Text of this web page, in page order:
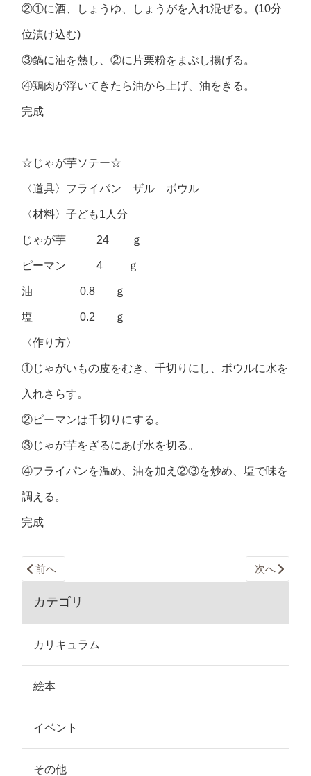
②①に酒、しょうゆ、しょうがを入れ混ぜる。(10分
位漬け込む)
③鍋に油を熱し、②に片栗粉をまぶし揚げる。
④鶏肉が浮いてきたら油から上げ、油をきる。
完成
☆じゃが芋ソテー☆
〈道具〉フライパン ザル ボウル
〈材料〉子ども1人分
じゃが芋 24 ｇ
ピーマン 4 ｇ
油 0.8 ｇ
塩 0.2 ｇ
〈作り方〉
①じゃがいもの皮をむき、千切りにし、ボウルに水を
入れさらす。
②ピーマンは千切りにする。
③じゃが芋をざるにあげ水を切る。
④フライパンを温め、油を加え②③を炒め、塩で味を
調える。
完成
前へ 次へ
カテゴリ
カリキュラム
絵本
イベント
その他